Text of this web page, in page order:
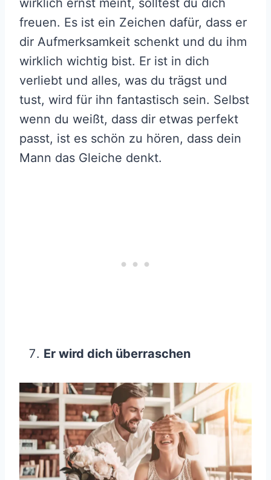
freuen. Es ist ein Zeichen dafür, dass er
dir Aufmerksamkeit schenkt und du ihm
wirklich wichtig bist. Er ist in dich
verliebt und alles, was du trägst und
tust, wird für ihn fantastisch sein. Selbst
wenn du weißt, dass dir etwas perfekt
passt, ist es schön zu hören, dass dein
Mann das Gleiche denkt.
Er wird dich überraschen